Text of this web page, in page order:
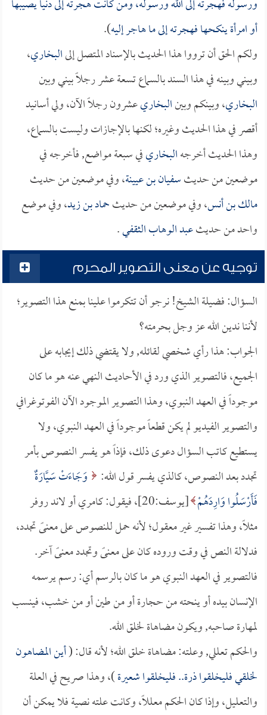
ورسوله فهجرته إلى الله ورسوله، ومن كانت هجرته إلى دنيا يصيبها
أو امرأة ينكحها فهجرته إلى ما هاجر إليه).
ولكم الحق أن ترووا هذا الحديث بالإسناد المتصل إلىالبخاري،
وبيني وبينه في هذا السند بالسماع تسعة عشر رجلاً بيني وبين
البخاري، وبينكم وبينالبخاريعشرون رجلاً الآن، ولي أسانيد
أقصر في هذا الحديث وغيره؛ لكنها بالإجازات وليست بالسماع،
وهذا الحديث أخرجهالبخاريفي سبعة مواضع, فأخرجه في
موضعين من حديثسفيان بن عيينة، وفي موضعين من حديث
مالك بن أنس، وفي موضعين من حديثحماد بن زيد، وفي موضع
واحد من حديثعبد الوهاب الثقفي.
توجيه عن معنى التصوير المحرم
السؤال: فضيلة الشيخ! نرجو أن تتكرموا علينا بمنع هذا التصوير؛
لأننا ندين الله عز وجل بحرمته؟
الجواب: هذا رأي شخصي لقائله, ولا يقتضي ذلك إيجابه على
الجميع، فالتصوير الذي ورد في الأحاديث النهي عنه هو ما كان
موجوداً في العهد النبوي، وهذا التصوير الموجود الآن الفوتوغرافي
والتصوير الفيديو لم يكن قطعاً موجوداً في العهد النبوي، ولا
يستطيع كاتب السؤال دعوى ذلك، فإذاً هو يفسر النصوص بأمر
تجدد بعد النصوص، كالذي يفسر قول الله:
وَجَاءَتْ سَيَّارَةٌ
فَأَرْسَلُوا وَارِدَهُمْ
[يوسف:20]، فيقول: كامري أو لاند روفر
مثلاً، وهذا تفسير غير معقول؛ لأنه حمل للنصوص على معنىً تجدد،
فدلالة النص في وقت وروده كان على معنىً وتجدد معنىً آخر.
فالتصوير في العهد النبوي هو ما كان بالرسم أي: رسم يرسمه
الإنسان بيده أو ينحته من حجارة أو من طين أو من خشب، فينسب
لمهارة صاحبه, ويكون مضاهاة لخلق الله.
والحكم تعللي, وعلته: مضاهاة خلق الله؛ لأنه قال: (أين المضاهون
لخلقي فليخلقوا ذرة.. فليخلقوا شعيرة)، وهذا صريح في العلة
والتعليل، وإذا كان الحكم معللاً، وكانت علته نصية فلا يمكن أن